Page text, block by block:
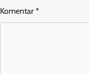
Komentar *